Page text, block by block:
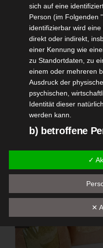
Zu dem gibt es die
zu buchen und die
Die Öle werden in
regionalem und
hergestellt.
Alle Öle sind nativ –
Gentechnik.
sich auf eine
Person (im Folgenden
identifizierbar wird
direkt oder indirekt,
einer Kennung wie
zu Standortdaten, zu
einem oder mehreren
Ausdruck der
psychischen,
Identität dieser
werden kann.
b) betroffene
Betroffene Person ist
identifizierbare
personenbezogene
Verantwortlichen
c) Verarbeitung
Verarbeitung ist jeder
Verfahren ausgeführte
Vorgangsreihe im
✓
✕